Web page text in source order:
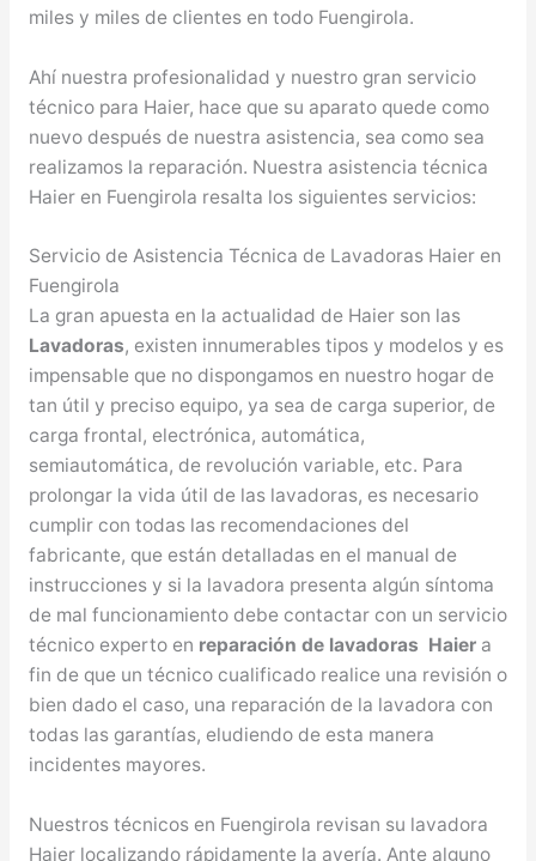
miles y miles de clientes en todo Fuengirola.
Ahí nuestra profesionalidad y nuestro gran servicio
técnico para Haier, hace que su aparato quede como
nuevo después de nuestra asistencia, sea como sea
realizamos la reparación. Nuestra asistencia técnica
Haier en Fuengirola resalta los siguientes servicios:
Servicio de Asistencia Técnica de Lavadoras Haier en
Fuengirola
La gran apuesta en la actualidad de Haier son las
Lavadoras, existen innumerables tipos y modelos y es
impensable que no dispongamos en nuestro hogar de
tan útil y preciso equipo, ya sea de carga superior, de
carga frontal, electrónica, automática,
semiautomática, de revolución variable, etc. Para
prolongar la vida útil de las lavadoras, es necesario
cumplir con todas las recomendaciones del
fabricante, que están detalladas en el manual de
instrucciones y si la lavadora presenta algún síntoma
de mal funcionamiento debe contactar con un servicio
técnico experto en reparación de lavadoras Haiera
fin de que un técnico cualificado realice una revisión o
bien dado el caso, una reparación de la lavadora con
todas las garantías, eludiendo de esta manera
incidentes mayores.
Nuestros técnicos en Fuengirola revisan su lavadora
Haier localizando rápidamente la avería. Ante alguno